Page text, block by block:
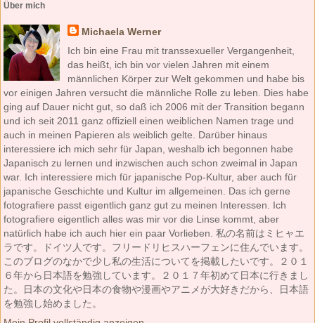
Über mich
Michaela Werner
Ich bin eine Frau mit transsexueller Vergangenheit,
das heißt, ich bin vor vielen Jahren mit einem
männlichen Körper zur Welt gekommen und habe bis
vor einigen Jahren versucht die männliche Rolle zu leben. Dies habe
ging auf Dauer nicht gut, so daß ich 2006 mit der Transition begann
und ich seit 2011 ganz offiziell einen weiblichen Namen trage und
auch in meinen Papieren als weiblich gelte. Darüber hinaus
interessiere ich mich sehr für Japan, weshalb ich begonnen habe
Japanisch zu lernen und inzwischen auch schon zweimal in Japan
war. Ich interessiere mich für japanische Pop-Kultur, aber auch für
japanische Geschichte und Kultur im allgemeinen. Das ich gerne
fotografiere passt eigentlich ganz gut zu meinen Interessen. Ich
fotografiere eigentlich alles was mir vor die Linse kommt, aber
natürlich habe ich auch hier ein paar Vorlieben. 私の名前はミヒャエ
ラです。ドイツ人です。フリードリヒスハーフェンに住んでいます。
このブログのなかで少し私の生活についてを掲載したいです。２０１
６年から日本語を勉強しています。２０１７年初めて日本に行きまし
た。日本の文化や日本の食物や漫画やアニメが大好きだから、日本語
を勉強し始めました。